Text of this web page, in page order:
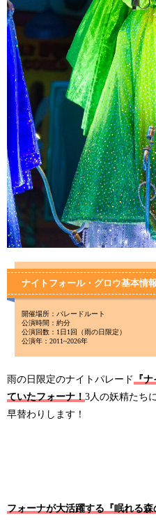
ナイトフォール・グロウ基本情報
開催場所：パレードルート
公演時間：約分
公演回数：1日1回（雨の日限定）
公演年：2011~2026年
雨の日限定のナイトパレード『ナ
ていたフォーナ！3人の妖精たち
早替わりします！
フォーナが大活躍する『眠れる